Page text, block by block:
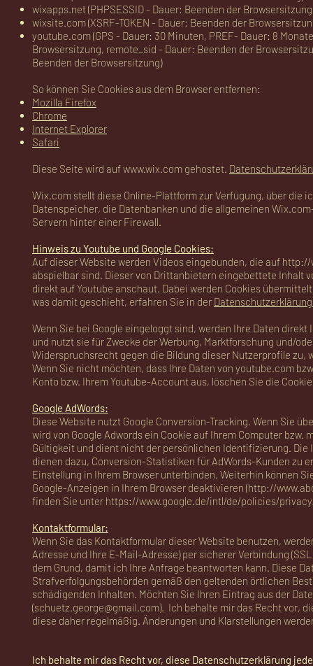
wixapps.net (PHPSESSID - Dauer: Beenden der
wixsite.com (XSRF-TOKEN - Dauer: Beenden der
youtube.com (GPS - Dauer: 30 Minuten, PREF- Dauer: 8
Browsersitzung, remote_sid - Dauer: Beenden der
Beenden der Browsersitzung)
So können Sie Cookies aus dem Browser entfernen:
Mozilla Firefox
Chrome
Internet Explorer
Safari
Diese Seite wird aufwww.wix.com gehostet.
Wix.com stellt diese Online-Plattform zur Verfügung, über die
Datenspeicher, die Datenbanken und die allgemeinen
Servern hinter einer Firewall.
Hinweis zu Youtube und Google Cookies:
Auf dieser Website werden Videos eingebunden, die auf http://
abspielbar sind. Dieser von Drittanbietern eingebettete Inhalt
direkt auf Youtube anschaut. Dabei werden Cookies
was damit geschieht, erfahren Sie in der
Wenn Sie bei Google eingeloggt sind, werden Ihre Daten
und nutzt sie für Zwecke der Werbung, Marktforschung und/
Widerspruchsrecht gegen die Bildung dieser Nutzerprofile zu,
Wenn Sie nicht möchten, dass Ihre Daten von youtube.com
Konto bzw. Ihrem Youtube-Account aus, löschen Sie die
Google AdWords:
Diese Website nutzt Google Conversion-Tracking. Wenn Sie
wird von Google Adwords ein Cookie auf Ihrem Computer
Gültigkeit und dient nicht der persönlichen Identifizierung.
dienen dazu, Conversion-Statistiken für AdWords-Kunden zu
Einstellung in Ihrem Browser unterbinden. Weiterhin können
Google-Anzeigen in Ihrem Browser deaktivieren (http://
finden Sie unter https://www.google.de/intl/de/policies/
Kontaktformular:
Wenn Sie das Kontaktformular dieser Website benutzen,
Adresse und Ihre E-Mail-Adresse) per sicherer Verbindung
dem Grund, damit ich Ihre Anfrage beantworten kann. Diese
Strafverfolgungsbehörden gemäß den geltenden örtlichen
schädigenden Inhalten. Möchten Sie Ihren Eintrag aus der
(schuetz.george@gmail.com). ​ Ich behalte mir das Recht vor,
diese daher regelmäßig. Änderungen und Klarstellungen
Ich behalte mir das Recht vor, diese Datenschutzerklärung